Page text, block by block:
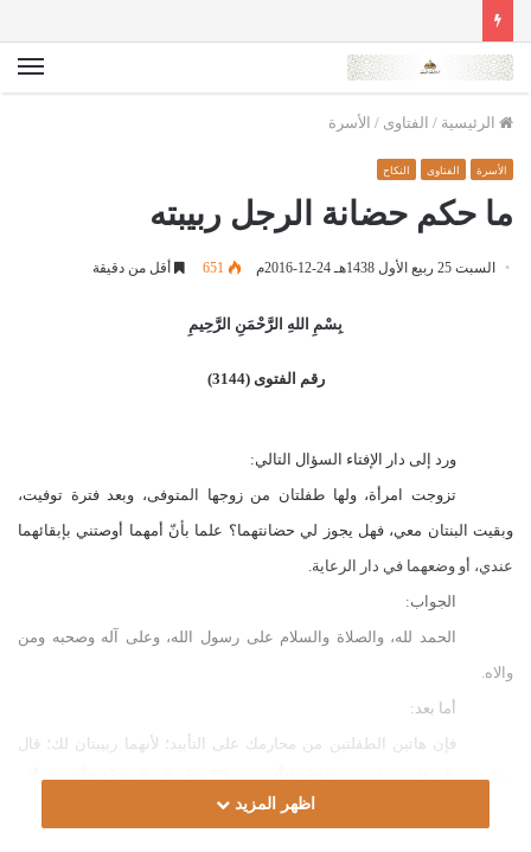
الرئيسية / الفتاوى / الأسرة
الأسرة الفتاوى النكاح
ما حكم حضانة الرجل ربيبته
السبت 25 ربيع الأول 1438هـ 24-12-2016م 651 أقل من دقيقة
بِسْمِ اللهِ الرَّحْمَنِ الرَّحِيمِ
رقم الفتوى (3144)
ورد إلى دار الإفتاء السؤال التالي:
تزوجت امرأة، ولها طفلتان من زوجها المتوفى، وبعد فترة توفيت،
وبقيت البنتان معي، فهل يجوز لي حضانتهما؟ علما بأنّ أمهما أوصتني بإبقائهما
عندي، أو وضعهما في دار الرعاية.
الجواب:
الحمد لله، والصلاة والسلام على رسول الله، وعلى آله وصحبه ومن
والاه.
أما بعد:
فإن هاتين الطفلتين من محارمك على التأبيد؛ لأنهما ربيبتان لك؛ قال
تعالى في آية المحرمات: (وَرَبَائِبُكُمُ اللَّاتِي فِي حُجُورِكُم مِّن نِّسَائِكُمُ اللَّاتِي دَخَلْتُم
بِهِنَّ) [النساء:23]، قال القرطبي رحمه الله: “الربيبة: بنت امرأة الرجل من غيره،
اظهر المزيد